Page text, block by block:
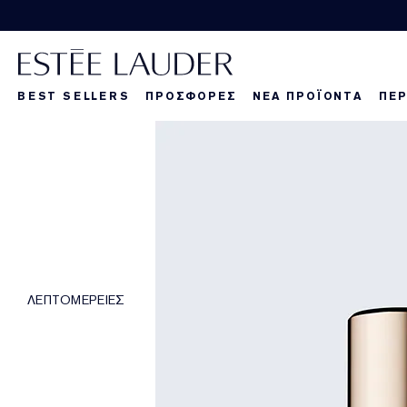
BEST SELLERS ΠΡΟΣΦΟΡΕΣ ΝΕΑ ΠΡΟΪΟΝΤΑ
ΛΕΠΤΟΜΕΡΕΙΕΣ